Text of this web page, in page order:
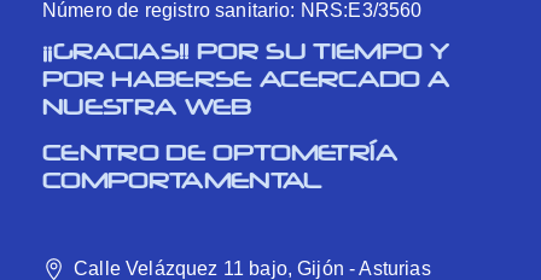
Número de registro sanitario: NRS:E3/3560
¡¡GRACIAS!! POR SU TIEMPO Y
POR HABERSE ACERCADO A
NUESTRA WEB
CENTRO DE OPTOMETRÍA
COMPORTAMENTAL
Calle Velázquez 11 bajo, Gijón - Asturias